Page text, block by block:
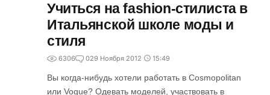
Учиться на fashion-стилиста в
Итальянской школе моды и
стиля
6306 029 Ноября 2012 15:49
Вы когда-нибудь хотели работать в Cosmopolitan
или Vogue? Одевать моделей, участвовать в